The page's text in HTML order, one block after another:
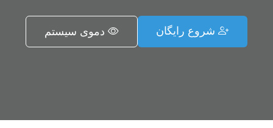
شروع رایگان دموی سیستم